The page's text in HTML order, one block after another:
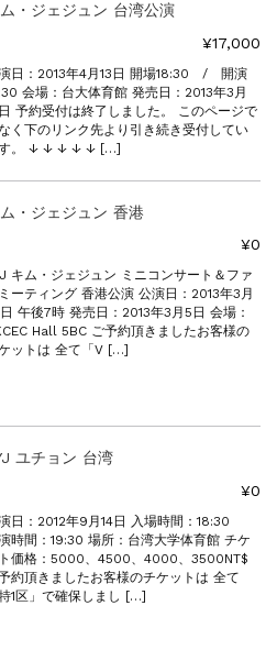
・ジェジュン 台湾公演
¥17,000
日：2013年4月13日 開場18:30 / 開演
会場：台大体育館 発売日：2013年3月
予約受付は終了しました。 このページで
く下のリンク先より引き続き受付してい
。 ↓ ↓ ↓ ↓ ↓ […]
・ジェジュン 香港
¥0
キム・ジェジュン ミニコンサート＆ファ
ーティング 香港公演 公演日：2013年3月
午後7時 発売日：2013年3月5日 会場：
Hall 5BC ご予約頂きましたお客様の
ットは 全て「V […]
ユチョン 台湾
¥0
日：2012年9月14日 入場時間：18:30
時間：19:30 場所：台湾大学体育館 チケ
価格：5000、4500、4000、3500NT$
約頂きましたお客様のチケットは 全て
特1区」で確保しまし […]